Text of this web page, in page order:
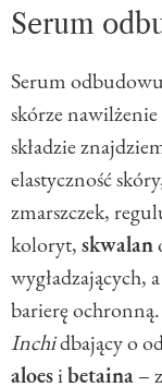
Serum
Serum
skórze
składzie
elastyczność
zmarszczek,
koloryt,skwalan
wygładzających,
barierę
Inchidbający o
aloesibetaina–